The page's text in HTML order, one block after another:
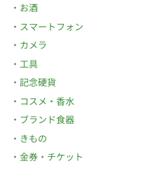
お酒
スマートフォン
カメラ
工具
記念硬貨
コスメ・香水
ブランド食器
きもの
金券・チケット